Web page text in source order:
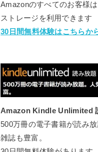
Amazonのすべてのお客様
ストレージを利用できます
30日間無料体験はこちらか
Amazon Kindle Unlimited
500万冊の電子書籍が読み放
雑誌も豊富。